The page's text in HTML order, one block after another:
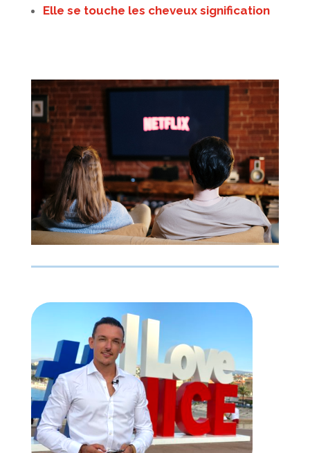
Elle se touche les cheveux signification